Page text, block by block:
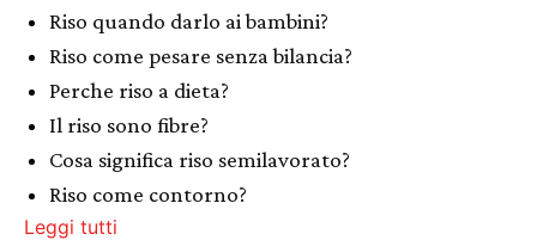
Riso quando darlo ai bambini?
Riso come pesare senza bilancia?
Perche riso a dieta?
Il riso sono fibre?
Cosa significa riso semilavorato?
Riso come contorno?
Leggi tutti